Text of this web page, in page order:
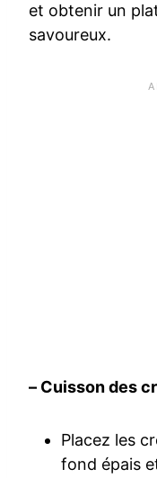
et obtenir un
savoureux.
– Cuisson des
Placez les
fond épais